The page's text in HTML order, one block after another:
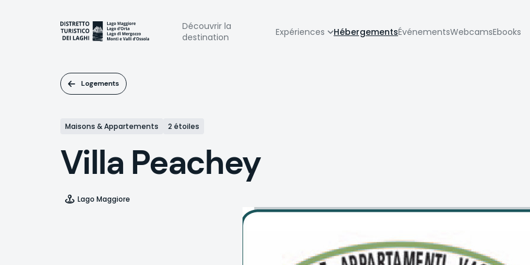
Navigazione
Découvrir la
destination
Expériences HébergementsÉvénementsWebcamsEbooks
Logements
Maisons & Appartements 2 étoiles
Villa Peachey
Lago Maggiore